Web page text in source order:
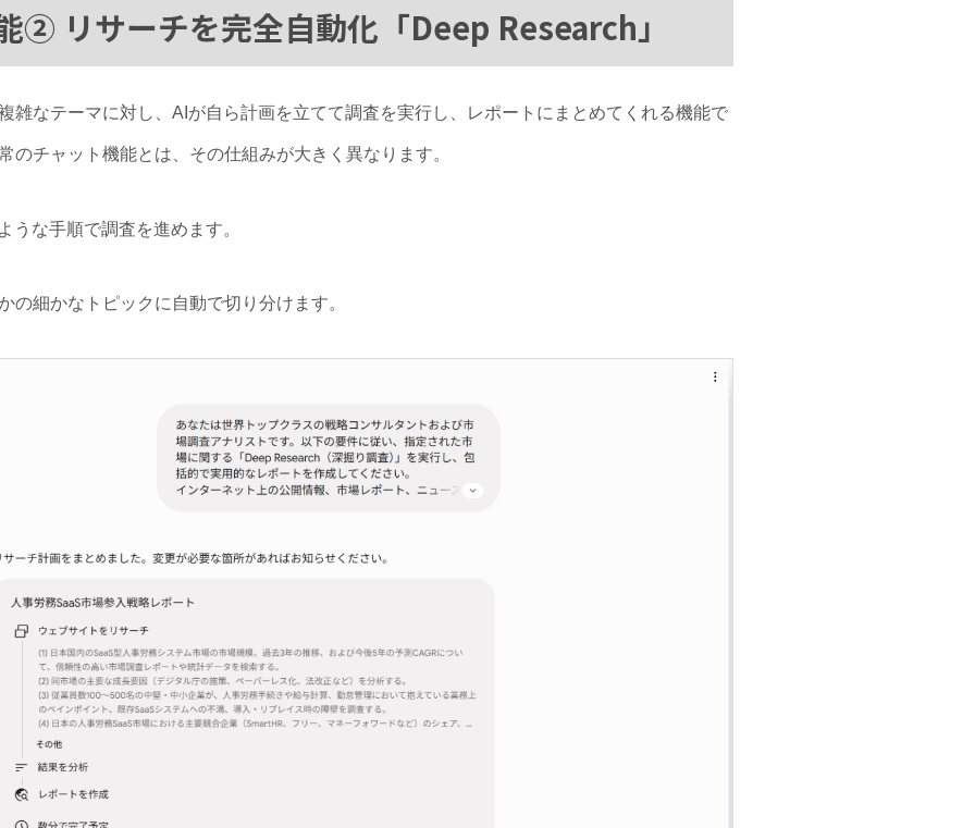
② リサーチを完全自動化「Deep Research」
雑なテーマに対し、AIが自ら計画を立てて調査を実行し、レポートにまとめてくれる機能で
のチャット機能とは、その仕組みが大きく異なります。
うな手順で調査を進めます。
の細かなトピックに自動で切り分けます。